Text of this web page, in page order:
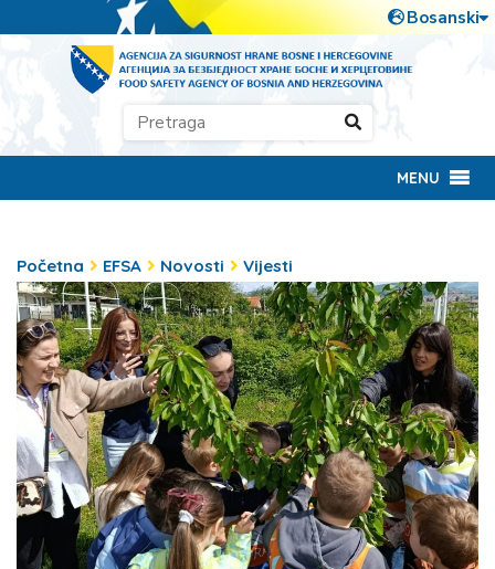
MENU
Početna EFSA Novosti Vijesti